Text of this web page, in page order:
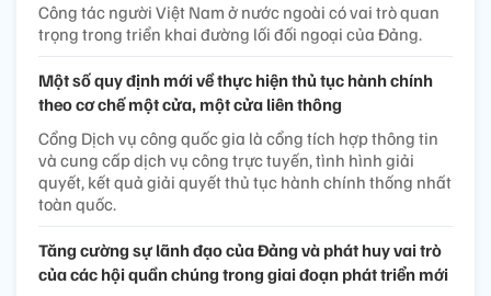
Công tác người Việt Nam ở nước ngoài có vai trò quan
trọng trong triển khai đường lối đối ngoại của Đảng.
Một số quy định mới về thực hiện thủ tục hành chính
theo cơ chế một cửa, một cửa liên thông
Cổng Dịch vụ công quốc gia là cổng tích hợp thông tin
và cung cấp dịch vụ công trực tuyến, tình hình giải
quyết, kết quả giải quyết thủ tục hành chính thống nhất
toàn quốc.
Tăng cường sự lãnh đạo của Đảng và phát huy vai trò
của các hội quần chúng trong giai đoạn phát triển mới